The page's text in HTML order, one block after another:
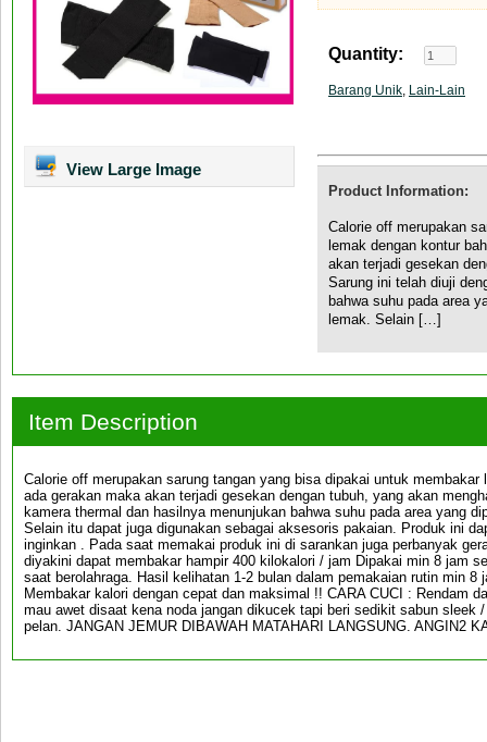
View Large Image
Quantity:
Barang Unik, Lain-Lain
Product Information:
Calorie off merupakan
lemak dengan kontur
akan terjadi gesekan
Sarung ini telah diuji
bahwa suhu pada area
lemak. Selain […]
Item Description
Calorie off merupakan sarung tangan yang bisa dipakai untuk
ada gerakan maka akan terjadi gesekan dengan tubuh, yang akan
kamera thermal dan hasilnya menunjukan bahwa suhu pada area yang
Selain itu dapat juga digunakan sebagai aksesoris pakaian. Produk ini
inginkan . Pada saat memakai produk ini di sarankan juga perbanyak
diyakini dapat membakar hampir 400 kilokalori / jam Dipakai min 8 jam
saat berolahraga. Hasil kelihatan 1-2 bulan dalam pemakaian rutin min
Membakar kalori dengan cepat dan maksimal !! CARA CUCI : Rendam
mau awet disaat kena noda jangan dikucek tapi beri sedikit sabun
pelan. JANGAN JEMUR DIBAWAH MATAHARI LANGSUNG. ANGIN2